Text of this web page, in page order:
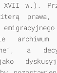
w.).
prawa,
a